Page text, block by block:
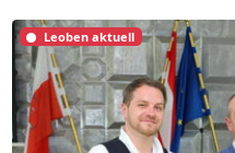
Leoben aktuell